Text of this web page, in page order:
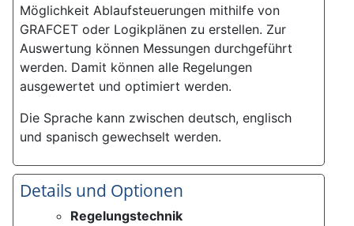
Möglichkeit Ablaufsteuerungen mithilfe von
GRAFCET oder Logikplänen zu erstellen. Zur
Auswertung können Messungen durchgeführt
werden. Damit können alle Regelungen
ausgewertet und optimiert werden.
Die Sprache kann zwischen deutsch, englisch
und spanisch gewechselt werden.
Details und Optionen
Regelungstechnik